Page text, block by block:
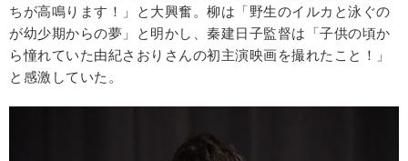
ちが高鳴ります！」と大興奮。柳は「野生のイルカと泳ぐの
が幼少期からの夢」と明かし、秦建日子監督は「子供の頃か
ら憧れていた由紀さおりさんの初主演映画を撮れたこと！」
と感激していた。